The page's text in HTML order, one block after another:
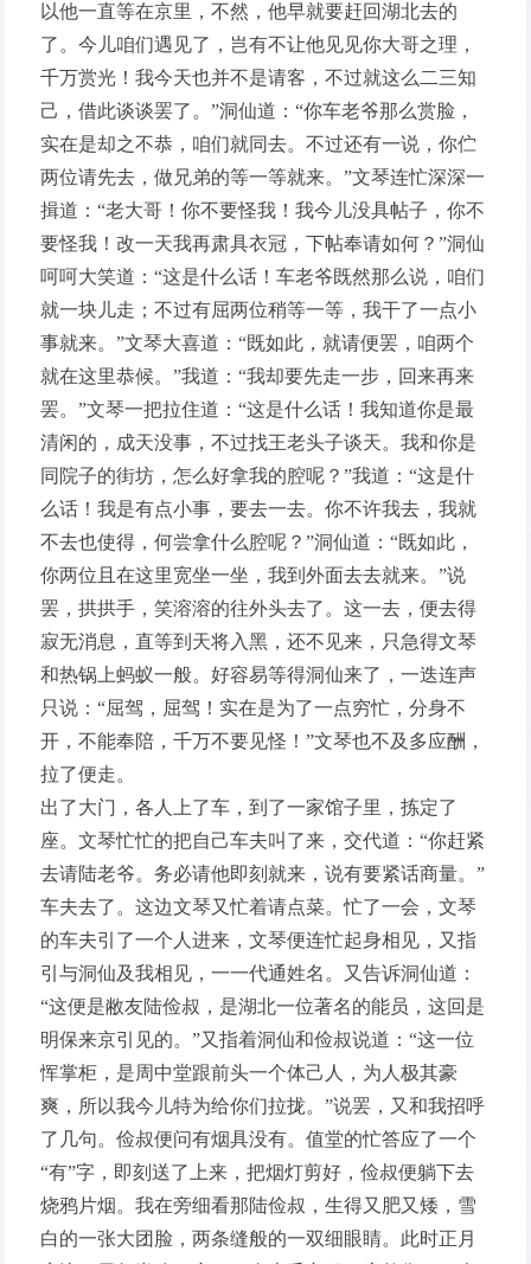
以他一直等在京里，不然，他早就要赶回湖北去的
了。今儿咱们遇见了，岂有不让他见见你大哥之理，
千万赏光！我今天也并不是请客，不过就这么二三知
己，借此谈谈罢了。”洞仙道：“你车老爷那么赏脸，
实在是却之不恭，咱们就同去。不过还有一说，你伫
两位请先去，做兄弟的等一等就来。”文琴连忙深深一
揖道：“老大哥！你不要怪我！我今儿没具帖子，你不
要怪我！改一天我再肃具衣冠，下帖奉请如何？”洞仙
呵呵大笑道：“这是什么话！车老爷既然那么说，咱们
就一块儿走；不过有屈两位稍等一等，我干了一点小
事就来。”文琴大喜道：“既如此，就请便罢，咱两个
就在这里恭候。”我道：“我却要先走一步，回来再来
罢。”文琴一把拉住道：“这是什么话！我知道你是最
清闲的，成天没事，不过找王老头子谈天。我和你是
同院子的街坊，怎么好拿我的腔呢？”我道：“这是什
么话！我是有点小事，要去一去。你不许我去，我就
不去也使得，何尝拿什么腔呢？”洞仙道：“既如此，
你两位且在这里宽坐一坐，我到外面去去就来。”说
罢，拱拱手，笑溶溶的往外头去了。这一去，便去得
寂无消息，直等到天将入黑，还不见来，只急得文琴
和热锅上蚂蚁一般。好容易等得洞仙来了，一迭连声
只说：“屈驾，屈驾！实在是为了一点穷忙，分身不
开，不能奉陪，千万不要见怪！”文琴也不及多应酬，
拉了便走。
出了大门，各人上了车，到了一家馆子里，拣定了
座。文琴忙忙的把自己车夫叫了来，交代道：“你赶紧
去请陆老爷。务必请他即刻就来，说有要紧话商量。”
车夫去了。这边文琴又忙着请点菜。忙了一会，文琴
的车夫引了一个人进来，文琴便连忙起身相见，又指
引与洞仙及我相见，一一代通姓名。又告诉洞仙道：
“这便是敝友陆俭叔，是湖北一位著名的能员，这回是
明保来京引见的。”又指着洞仙和俭叔说道：“这一位
恽掌柜，是周中堂跟前头一个体己人，为人极其豪
爽，所以我今儿特为给你们拉拢。”说罢，又和我招呼
了几句。俭叔便问有烟具没有。值堂的忙答应了一个
“有”字，即刻送了上来，把烟灯剪好，俭叔便躺下去
烧鸦片烟。我在旁细看那陆俭叔，生得又肥又矮，雪
白的一张大团脸，两条缝般的一双细眼睛。此时正月